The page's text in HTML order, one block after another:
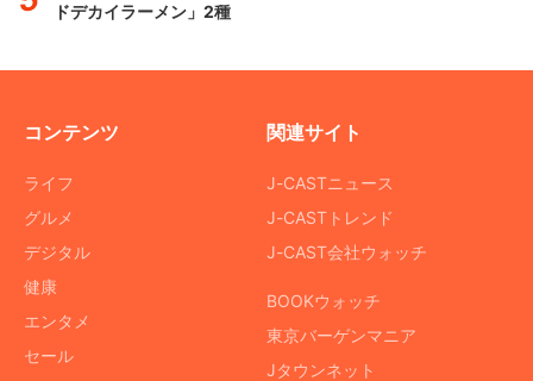
ドデカイラーメン」2種
コンテンツ
ライフ
グルメ
デジタル
健康
エンタメ
セール
関連サイト
J-CASTニュース
J-CASTトレンド
J-CAST会社ウォッチ
BOOKウォッチ
東京バーゲンマニア
Jタウンネット